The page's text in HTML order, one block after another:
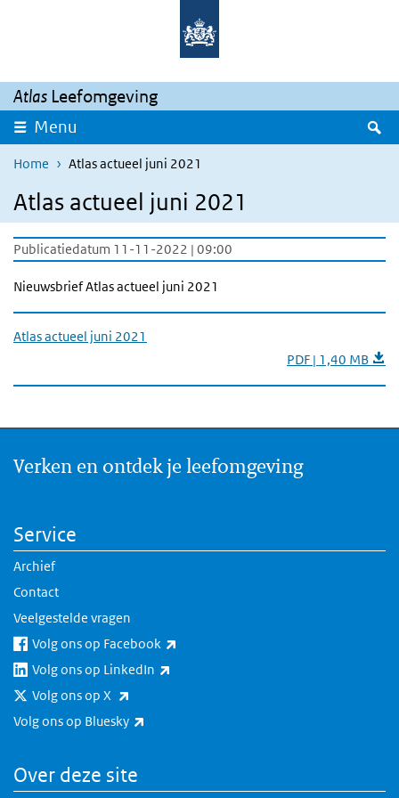
Overslaan en naar de inhoud gaan
Atlas Leefomgeving
Menu
Home Atlas actueel juni 2021
Atlas actueel juni 2021
Publicatiedatum 11-11-2022 | 09:00
Nieuwsbrief Atlas actueel juni 2021
Atlas actueel juni 2021
PDF | 1,40 MB
Verken en ontdek je leefomgeving
Service
Archief
Contact
Veelgestelde vragen
Volg ons op Facebook
Volg ons op LinkedIn
Volg ons op X
Volg ons op Bluesky
Over deze site